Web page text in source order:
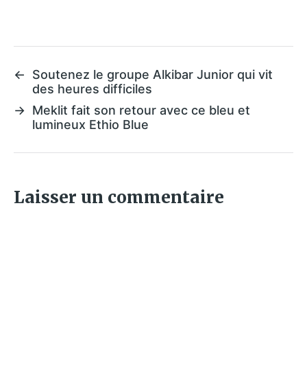
←
Soutenez le groupe Alkibar Junior qui vit
des heures difficiles
→ Meklit fait son retour avec ce bleu et
lumineux Ethio Blue
Laisser un commentaire